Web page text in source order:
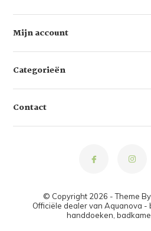
Mijn account
Categorieën
Contact
© Copyright 2026 - Theme By
Officiële dealer van Aquanova -
handdoeken,